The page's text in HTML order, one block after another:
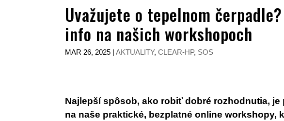
Uvažujete o tepelnom
info na našich workshopoch
MAR 26, 2025 |AKTUALITY,CLEAR-HP, SOS
Najlepší spôsob, ako robiť dobré rozhodnutia,
na naše praktické, bezplatné online workshopy,